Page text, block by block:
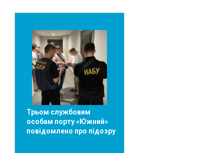
Трьом службовим
особам порту «Южний»
повідомлено про підозру